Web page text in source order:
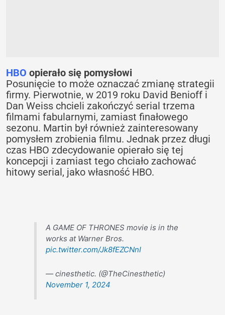
HBO opierało się pomysłowi
Posunięcie to może oznaczać zmianę strategii
firmy. Pierwotnie, w 2019 roku David Benioff i
Dan Weiss chcieli zakończyć serial trzema
filmami fabularnymi, zamiast finałowego
sezonu. Martin był również zainteresowany
pomysłem zrobienia filmu. Jednak przez długi
czas HBO zdecydowanie opierało się tej
koncepcji i zamiast tego chciało zachować
hitowy serial, jako własność HBO.
A GAME OF THRONES movie is in the
works at Warner Bros.
pic.twitter.com/Jk8fEZCNnI
— cinesthetic. (@TheCinesthetic)
November 1, 2024